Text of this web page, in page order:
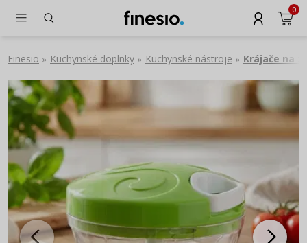
0
Finesio » Kuchynské doplnky » Kuchynské nástroje » Krájače na